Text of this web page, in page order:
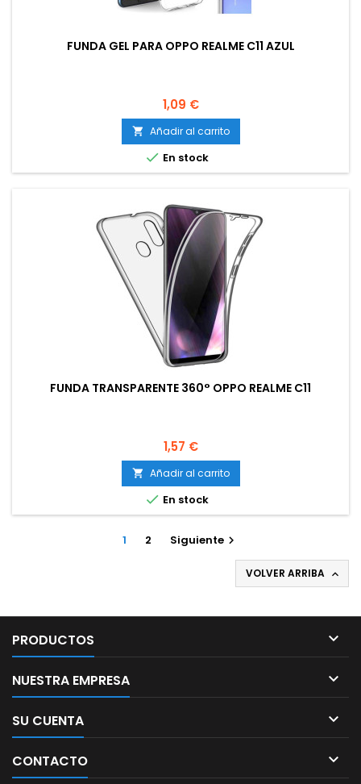
FUNDA GEL PARA OPPO REALME C11 AZUL
Precio
1,09 €
 Añadir al carrito
 En stock
FUNDA TRANSPARENTE 360° OPPO REALME C11
Precio
1,57 €
 Añadir al carrito
 En stock
1 2 Siguiente 
VOLVER ARRIBA 
PRODUCTOS 
NUESTRA EMPRESA 
SU CUENTA 
CONTACTO 